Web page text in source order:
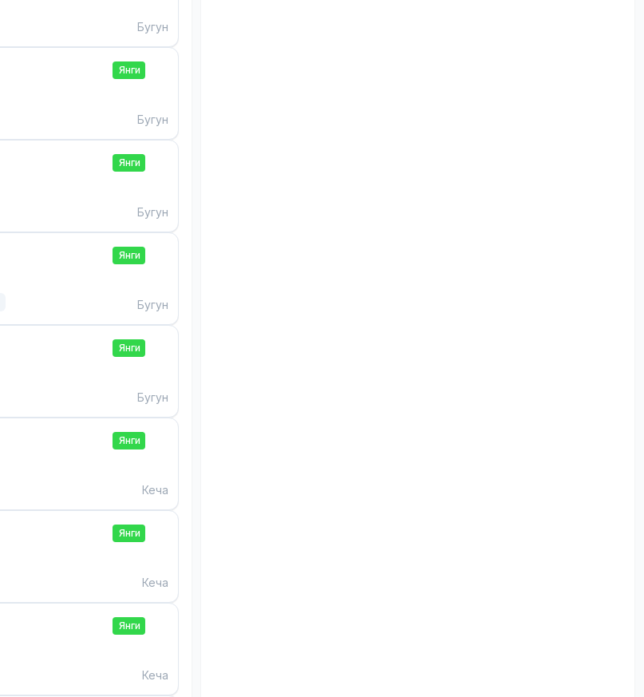
Бугун
Янги
Бугун
Янги
Бугун
Янги
Бугун
Янги
Бугун
Янги
Кеча
Янги
Кеча
Янги
Кеча